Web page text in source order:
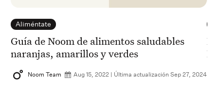
Aliméntate
Guía de Noom de alimentos saludables
naranjas, amarillos y verdes
Noom Team Aug 15, 2022 | Última actualización Sep 27, 2024